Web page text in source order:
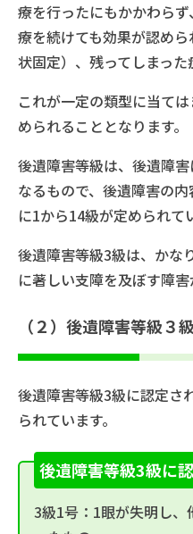
療を行ったにもかかわら
療を続けても効果が認め
状固定）、残ってしまった
これが一定の類型に当て
められることとなります。
後遺障害等級は、後遺障
なるもので、後遺障害の
に1から14級が定められて
後遺障害等級3級は、かな
に著しい支障を及ぼす障害
（２）後遺障害等級３
後遺障害等級3級に認定さ
られています。
後遺障害等級3級に
3級1号：1眼が失明し